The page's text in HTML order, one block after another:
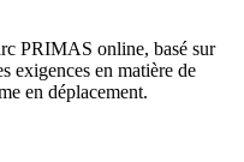
PRIMAS online, basé sur
exigences en matière de
en déplacement.